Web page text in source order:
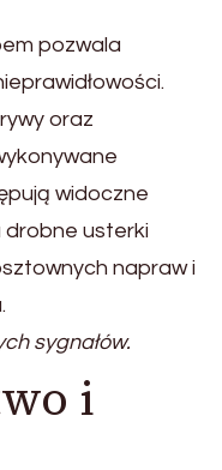
pozwala
oraz
widoczne
drobne usterki
napraw i
sygnałów.
i